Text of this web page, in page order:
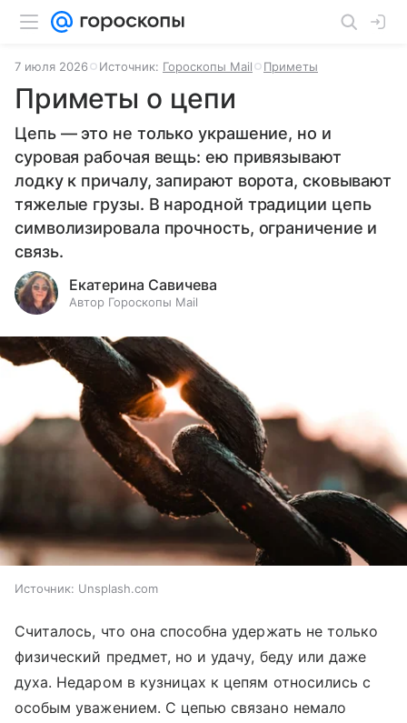
7 июля 2026 Источник: Гороскопы Mail Приметы
Приметы о цепи
Цепь — это не только украшение, но и
суровая рабочая вещь: ею привязывают
лодку к причалу, запирают ворота, сковывают
тяжелые грузы. В народной традиции цепь
символизировала прочность, ограничение и
связь.
Екатерина Савичева
Автор Гороскопы Mail
Источник: Unsplash.com
Считалось, что она способна удержать не только
физический предмет, но и удачу, беду или даже
духа. Недаром в кузницах к цепям относились с
особым уважением. С цепью связано немало